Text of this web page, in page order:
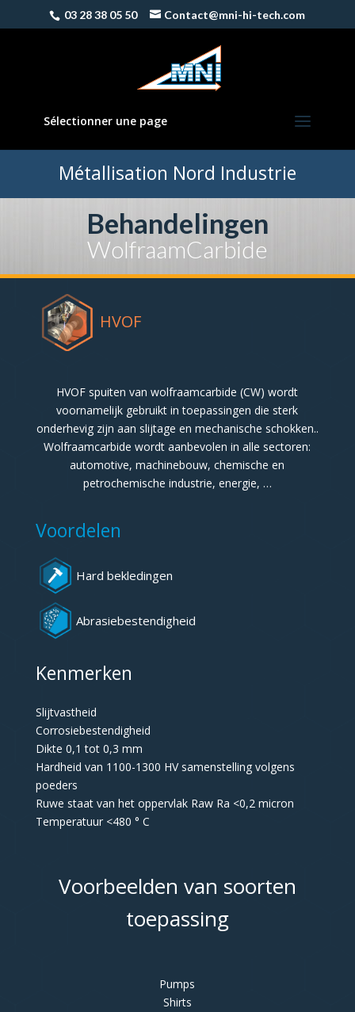
03 28 38 05 50 Contact@mni-hi-tech.com
Sélectionner une page
Métallisation Nord Industrie
Behandelingen
WolfraamCarbide
HVOF
HVOF spuiten van wolfraamcarbide (CW) wordt
voornamelijk gebruikt in toepassingen die sterk
onderhevig zijn aan slijtage en mechanische schokken..
Wolfraamcarbide wordt aanbevolen in alle sectoren:
automotive, machinebouw, chemische en
petrochemische industrie, energie, …
Voordelen
Hard bekledingen
Abrasiebestendigheid
Kenmerken
Slijtvastheid
Corrosiebestendigheid
Dikte 0,1 tot 0,3 mm
Hardheid van 1100-1300 HV samenstelling volgens
poeders
Ruwe staat van het oppervlak Raw Ra <0,2 micron
Temperatuur <480 ° C
Voorbeelden van soorten
toepassing
Pumps
Shirts